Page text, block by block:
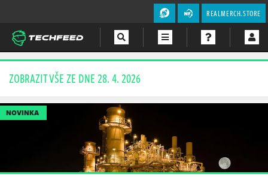
REALMERCH.STORE
Magazín
Videa
ZOBRAZIT VŠE ZE DNE 28. 4. 2026
NOVINKA